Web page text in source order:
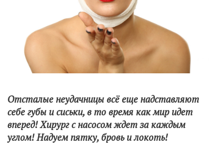
Отсталые неудачницы всё еще надставляют
себе губы и сиськи, в то время как мир идет
вперед! Хирург с насосом ждет за каждым
углом! Надуем пятку, бровь и локоть!